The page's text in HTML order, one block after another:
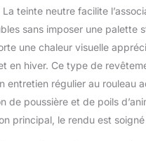
teinte neutre facilite
sans imposer une palette
une chaleur visuelle
en hiver. Ce type de
entretien régulier au rouleau
de poussière et de poils
principal, le rendu est